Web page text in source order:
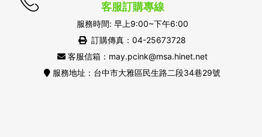
客服訂購專線
服務時間: 早上9:00~下午6:00
訂購傳真：04-25673728
客服信箱：may.pcink@msa.hinet.net
服務地址：台中市大雅區民生路二段34巷29號